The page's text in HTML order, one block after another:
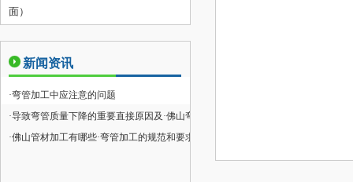
面）
新闻资讯
·弯管加工中应注意的问题
·导致弯管质量下降的重要直接原因及 ·佛山弯管加工方式
·佛山管材加工有哪些·弯管加工的规范和要求